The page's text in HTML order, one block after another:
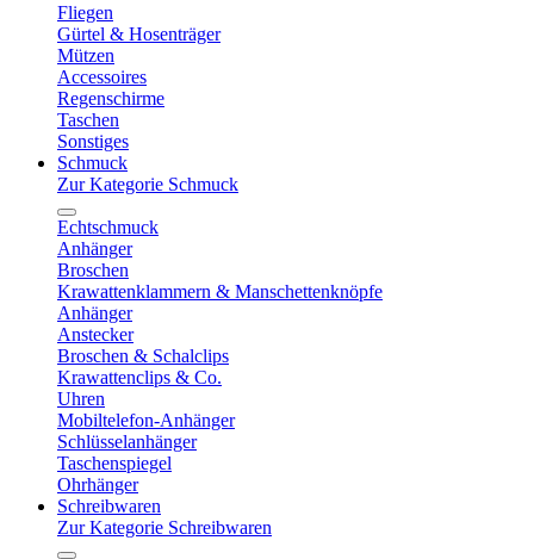
Fliegen
Gürtel & Hosenträger
Mützen
Accessoires
Regenschirme
Taschen
Sonstiges
Schmuck
Zur Kategorie Schmuck
Echtschmuck
Anhänger
Broschen
Krawattenklammern & Manschettenknöpfe
Anhänger
Anstecker
Broschen & Schalclips
Krawattenclips & Co.
Uhren
Mobiltelefon-Anhänger
Schlüsselanhänger
Taschenspiegel
Ohrhänger
Schreibwaren
Zur Kategorie Schreibwaren